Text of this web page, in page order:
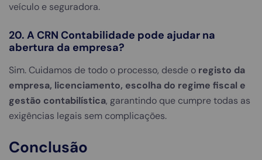
veículo e seguradora.
20. A CRN Contabilidade pode ajudar na
abertura da empresa?
Sim. Cuidamos de todo o processo, desde o registo da
empresa, licenciamento, escolha do regime fiscal e
gestão contabilística, garantindo que cumpre todas as
exigências legais sem complicações.
Conclusão